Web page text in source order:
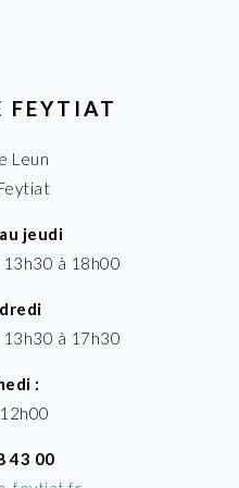
FEYTIAT
Leun
jeudi
à 18h00
à 17h30
:
43 00